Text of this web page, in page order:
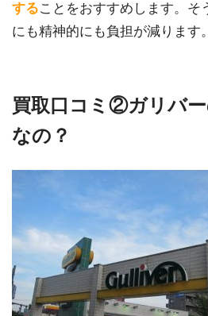
することをおすすめします。そ
にも精神的にも負担が減ります。
買取口コミ②ガリバ
なの？